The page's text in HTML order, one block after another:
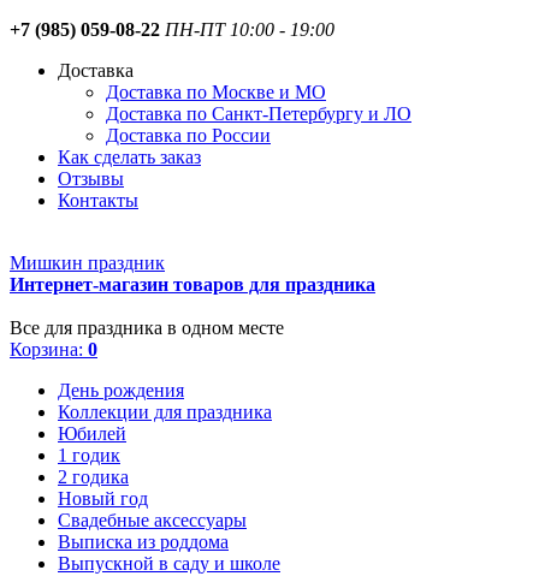
+7 (985) 059-08-22 ПН-ПТ 10:00 - 19:00
Доставка
Доставка по Москве и МО
Доставка по Санкт-Петербургу и ЛО
Доставка по России
Как сделать заказ
Отзывы
Контакты
Мишкин праздник
Интернет-магазин товаров для праздника
Все для праздника в одном месте
Корзина: 0
День рождения
Коллекции для праздника
Юбилей
1 годик
2 годика
Новый год
Свадебные аксессуары
Выписка из роддома
Выпускной в саду и школе